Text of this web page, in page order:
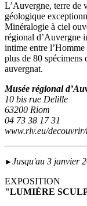
L’Auvergne, terre de
géologique
Minéralogie à ciel
régional d’Auvergne
intime entre
plus de 80 spécimens
auvergnat.
Musée régional
10 bis rue Delille
63200 Riom
04 73 38 17 31
www.rlv.eu/decouvrir/
► Jusqu'au 3 janvier
EXPOSITION
"LUMIÈRE